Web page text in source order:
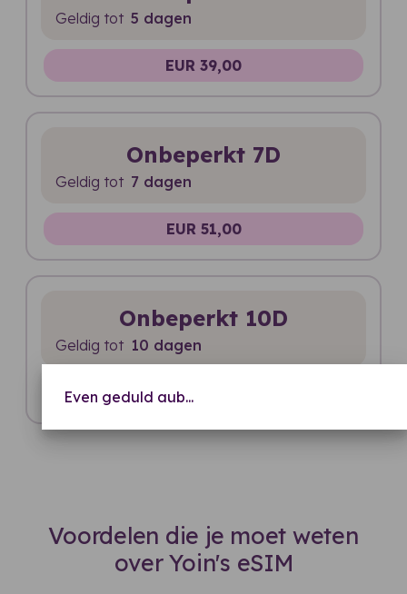
Even geduld aub...
Geldig tot 5 dagen
EUR 39,00
Onbeperkt 7D
Geldig tot 7 dagen
EUR 51,00
Onbeperkt 10D
Geldig tot 10 dagen
EUR 65,00
Voordelen die je moet weten
over Yoin's eSIM